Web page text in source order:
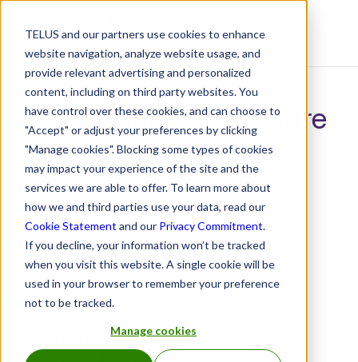
TELUS and our partners use cookies to enhance
website navigation, analyze website usage, and
provide relevant advertising and personalized
content, including on third party websites. You
have control over these cookies, and can choose to
"Accept" or adjust your preferences by clicking
"Manage cookies". Blocking some types of cookies
may impact your experience of the site and the
services we are able to offer. To learn more about
how we and third parties use your data, read our
Cookie Statement and our Privacy Commitment.
If you decline, your information won’t be tracked
when you visit this website. A single cookie will be
used in your browser to remember your preference
not to be tracked.
Manage cookies
Centre de ressources
L’importance de prendre
soin de soi (document
infographique)
26 janvier 2026